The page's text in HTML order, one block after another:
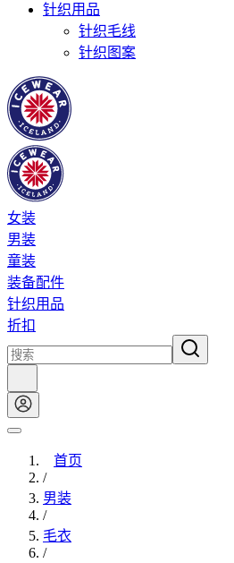
针织用品
针织毛线
针织图案
女装
男装
童装
装备配件
针织用品
折扣
首页
/
男装
/
毛衣
/